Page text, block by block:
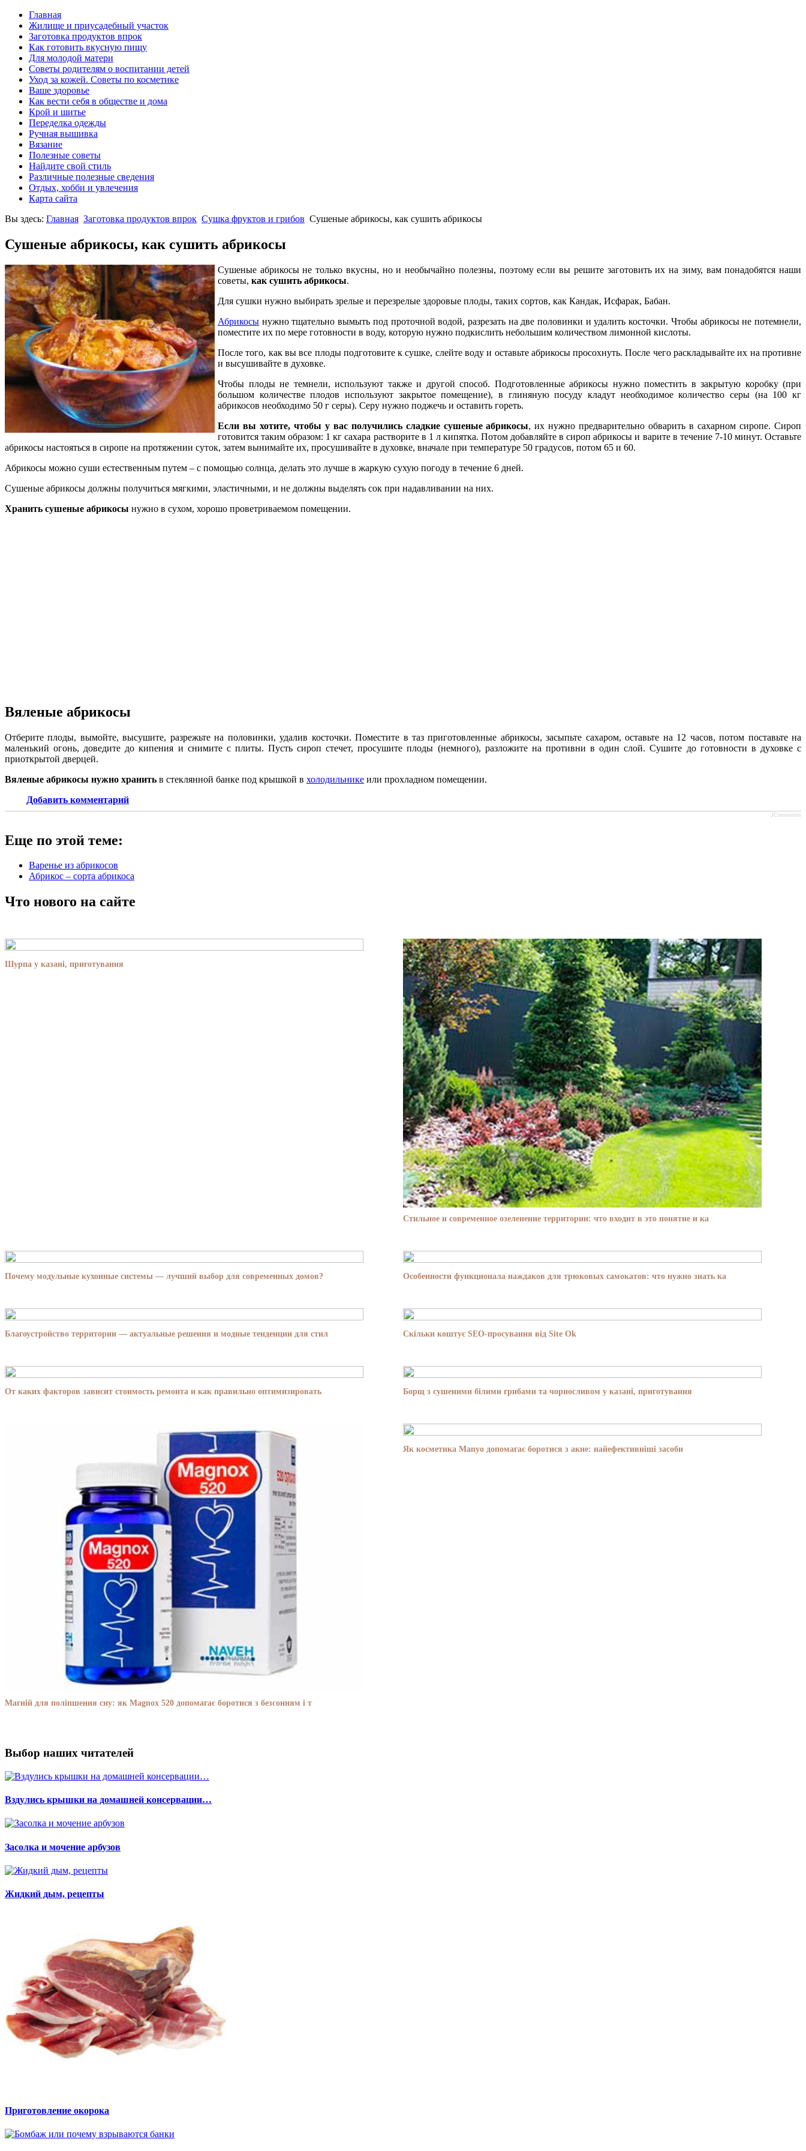
Главная
Жилище и приусадебный участок
Заготовка продуктов впрок
Как готовить вкусную пищу
Для молодой матери
Советы родителям о воспитании детей
Уход за кожей. Советы по косметике
Ваше здоровье
Как вести себя в обществе и дома
Крой и шитье
Переделка одежды
Ручная вышивка
Вязание
Полезные советы
Найдите свой стиль
Различные полезные сведения
Отдых, хобби и увлечения
Карта сайта
Вы здесь: Главная Заготовка продуктов впрок Сушка фруктов и грибов Сушеные абрикосы, как сушить абрикосы
Сушеные абрикосы, как сушить абрикосы
Сушеные абрикосы не только вкусны, но и необычайно полезны, поэтому если вы решите заготовить их на зиму, вам понадобятся наши
советы, как сушить абрикосы.
Для сушки нужно выбирать зрелые и перезрелые здоровые плоды, таких сортов, как Кандак, Исфарак, Бабан.
Абрикосы нужно тщательно вымыть под проточной водой, разрезать на две половинки и удалить косточки. Чтобы абрикосы не потемнели,
поместите их по мере готовности в воду, которую нужно подкислить небольшим количеством лимонной кислоты.
После того, как вы все плоды подготовите к сушке, слейте воду и оставьте абрикосы просохнуть. После чего раскладывайте их на противне
и высушивайте в духовке.
Чтобы плоды не темнели, используют также и другой способ. Подготовленные абрикосы нужно поместить в закрытую коробку (при
большом количестве плодов используют закрытое помещение), в глиняную посуду кладут необходимое количество серы (на 100 кг
абрикосов необходимо 50 г серы). Серу нужно поджечь и оставить гореть.
Если вы хотите, чтобы у вас получились сладкие сушеные абрикосы, их нужно предварительно обварить в сахарном сиропе. Сироп
готовится таким образом: 1 кг сахара растворите в 1 л кипятка. Потом добавляйте в сироп абрикосы и варите в течение 7-10 минут. Оставьте
абрикосы настояться в сиропе на протяжении суток, затем вынимайте их, просушивайте в духовке, вначале при температуре 50 градусов, потом 65 и 60.
Абрикосы можно суши естественным путем – с помощью солнца, делать это лучше в жаркую сухую погоду в течение 6 дней.
Сушеные абрикосы должны получиться мягкими, эластичными, и не должны выделять сок при надавливании на них.
Хранить сушеные абрикосы нужно в сухом, хорошо проветриваемом помещении.
Вяленые абрикосы
Отберите плоды, вымойте, высушите, разрежьте на половинки, удалив косточки. Поместите в таз приготовленные абрикосы, засыпьте сахаром, оставьте на 12 часов, потом поставьте на
маленький огонь, доведите до кипения и снимите с плиты. Пусть сироп стечет, просушите плоды (немного), разложите на противни в один слой. Сушите до готовности в духовке с
приоткрытой дверцей.
Вяленые абрикосы нужно хранить в стеклянной банке под крышкой в холодильнике или прохладном помещении.
Добавить комментарий
JComments
Еще по этой теме:
Варенье из абрикосов
Абрикос – сорта абрикоса
Что нового на сайте
Шурпа у казані, приготування
Стильное и современное озеленение территории: что входит в это понятие и ка
Почему модульные кухонные системы — лучший выбор для современных домов? Особенности функционала наждаков для трюковых самокатов: что нужно знать ка
Благоустройство территории — актуальные решения и модные тенденции для стил Скільки коштує SEO-просування від Site Ok
От каких факторов зависит стоимость ремонта и как правильно оптимизировать Борщ з сушеними білими грибами та чорносливом у казані, приготування
Магній для поліпшення сну: як Magnox 520 допомагає боротися з безсонням і т
Як косметика Manyo допомагає боротися з акне: найефективніші засоби
Выбор наших читателей
Вздулись крышки на домашней консервации…
Засолка и мочение арбузов
Жидкий дым, рецепты
Приготовление окорока